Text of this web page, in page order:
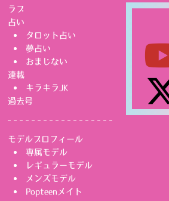
ラブ
占い
タロット占い
夢占い
おまじない
連載
キラキラJK
過去号
モデルプロフィール
専属モデル
レギュラーモデル
メンズモデル
Popteenメイト